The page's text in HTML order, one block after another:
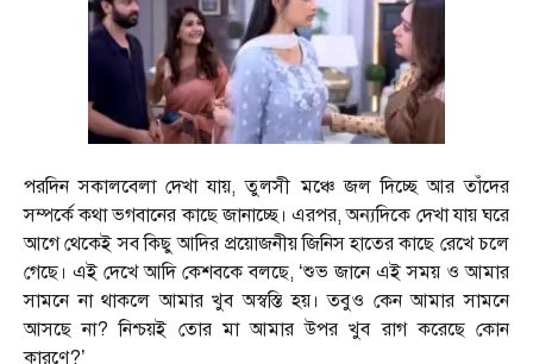
পরদিন সকালবেলা দেখা যায়, তুলসী মঞ্চে জল দিচ্ছে আর তাঁদের
সম্পর্কে কথা ভগবানের কাছে জানাচ্ছে। এরপর, অন্যদিকে দেখা যায় ঘরে
আগে থেকেই সব কিছু আদির প্রয়োজনীয় জিনিস হাতের কাছে রেখে চলে
গেছে। এই দেখে আদি কেশবকে বলছে, ‘শুভ জানে এই সময় ও আমার
সামনে না থাকলে আমার খুব অস্বস্তি হয়। তবুও কেন আমার সামনে
আসছে না? নিশ্চয়ই তোর মা আমার উপর খুব রাগ করেছে কোন
কারণে?’